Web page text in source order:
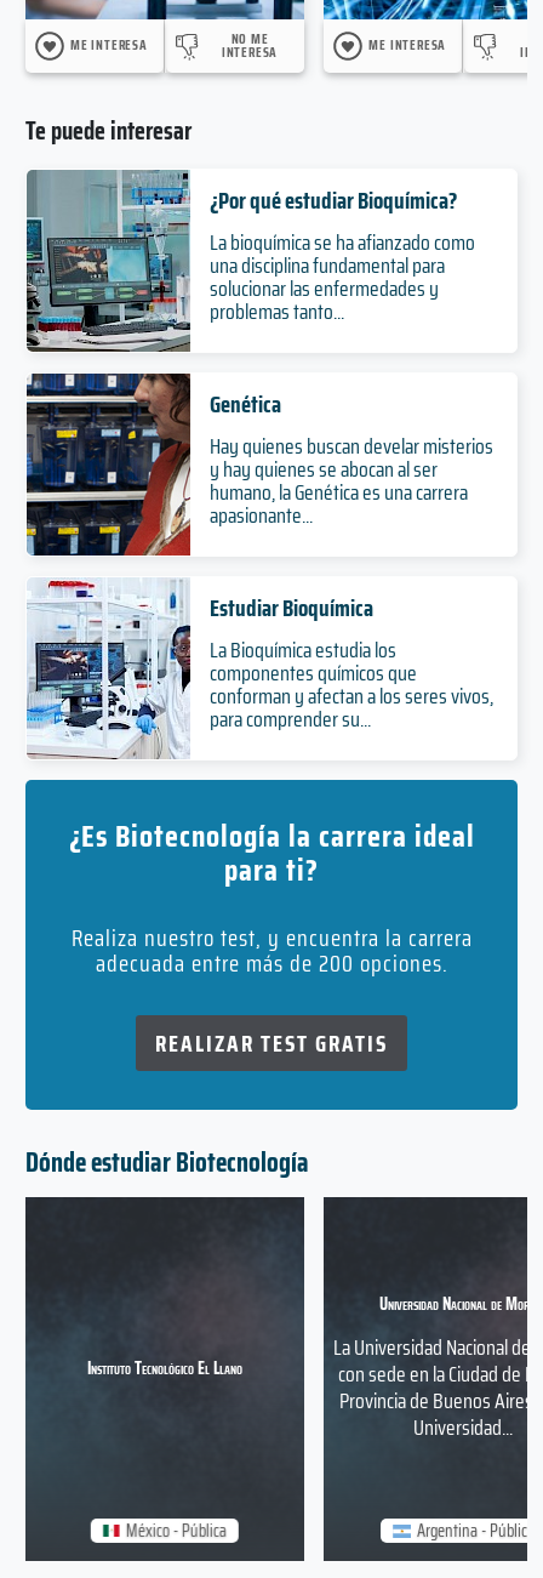
ME INTERESA NO ME
INTERESA ME INTERESA
Te puede interesar
¿Por qué estudiar Bioquímica?
La bioquímica se ha afianzado como
una disciplina fundamental para
solucionar las enfermedades y
problemas tanto...
Genética
Hay quienes buscan develar misterios
y hay quienes se abocan al ser
humano, la Genética es una carrera
apasionante...
Estudiar Bioquímica
La Bioquímica estudia los
componentes químicos que
conforman y afectan a los seres vivos,
para comprender su...
¿Es Biotecnología la carrera ideal
para ti?
Realiza nuestro test, y encuentra la carrera
adecuada entre más de 200 opciones.
REALIZAR TEST GRATIS
Dónde estudiar Biotecnología
México - Pública
Instituto Tecnológico El Llano
Argentina - Pública
Universidad Nacional de
La Universidad Nacional de
con sede en la Ciudad de
Provincia de Buenos Aires
Universidad...